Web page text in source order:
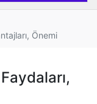
Önemi